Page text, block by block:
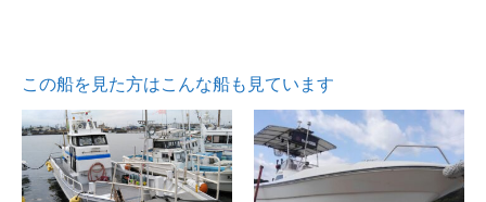
この船を見た方はこんな船も見ています